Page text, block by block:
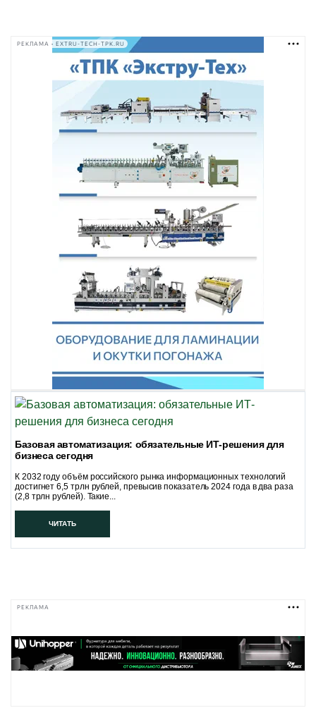
РЕКЛАМА • EXTRU-TECH-TPK.RU
Базовая автоматизация: обязательные ИТ-решения для
бизнеса сегодня
К 2032 году объём российского рынка информационных технологий
достигнет 6,5 трлн рублей, превысив показатель 2024 года в два раза
(2,8 трлн рублей). Такие...
ЧИТАТЬ
РЕКЛАМА